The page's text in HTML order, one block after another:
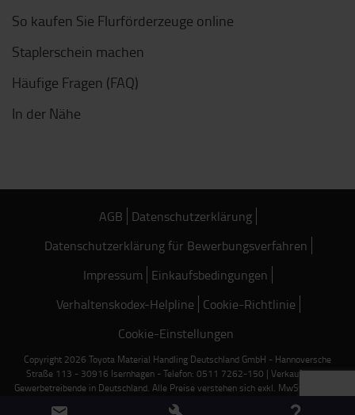
So kaufen Sie Flurförderzeuge online
Staplerschein machen
Häufige Fragen (FAQ)
In der Nähe
AGB Datenschutzerklärung
Datenschutzerklärung für Bewerbungsverfahren
Impressum Einkaufsbedingungen
Verhaltenskodex-Helpline Cookie-Richtlinie
Cookie-Einstellungen
Copyright 2026 Toyota Material Handling Deutschland GmbH - Hannoversche
Straße 113 - 30916 Isernhagen - Telefon: 0511 7262-150 | Verkauf nur an
Gewerbetreibende in Deutschland. Alle Preise verstehen sich exkl. MwSt. und zzgl.
Frachtkosten, falls nicht anders angegeben.